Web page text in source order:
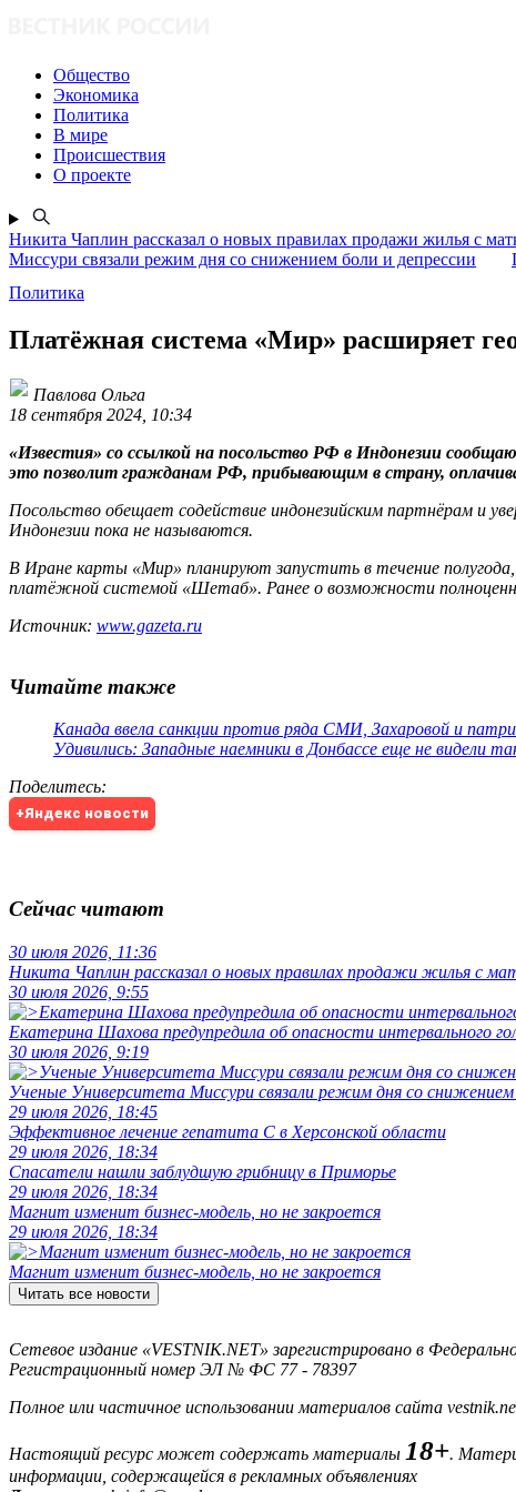
Общество
Экономика
Политика
В мире
Происшествия
О проекте
Никита Чаплин рассказал о новых правилах продажи жилья с
Миссури связали режим дня со снижением боли и депрессии
Политика
Платёжная система «Мир» расширяет
Павлова Ольга
18 сентября 2024, 10:34
«Известия» со ссылкой на посольство РФ в Индонезии
это позволит гражданам РФ, прибывающим в страну,
Посольство обещает содействие индонезийским партнёрам и
Индонезии пока не называются.
В Иране карты «Мир» планируют запустить в течение
платёжной системой «Шетаб». Ранее о возможности
Источник: www.gazeta.ru
Читайте также
Канада ввела санкции против ряда СМИ, Захаровой и
Удивились: Западные наемники в Донбассе еще не видели
Поделитесь:
+Яндекс новости
Сейчас читают
30 июля 2026, 11:36
Никита Чаплин рассказал о новых правилах продажи жилья с
30 июля 2026, 9:55
Екатерина Шахова предупредила об опасности интервального
30 июля 2026, 9:19
Ученые Университета Миссури связали режим дня со снижением
29 июля 2026, 18:45
Эффективное лечение гепатита C в Херсонской области
29 июля 2026, 18:34
Спасатели нашли заблудшую грибницу в Приморье
29 июля 2026, 18:34
Магнит изменит бизнес-модель, но не закроется
29 июля 2026, 18:34
Магнит изменит бизнес-модель, но не закроется
Читать все новости
Сетевое издание «VESTNIK.NET» зарегистрировано в
Регистрационный номер ЭЛ № ФС 77 - 78397
Полное или частичное использовании материалов сайта
Настоящий ресурс может содержать материалы 18+.
информации, содержащейся в рекламных объявлениях